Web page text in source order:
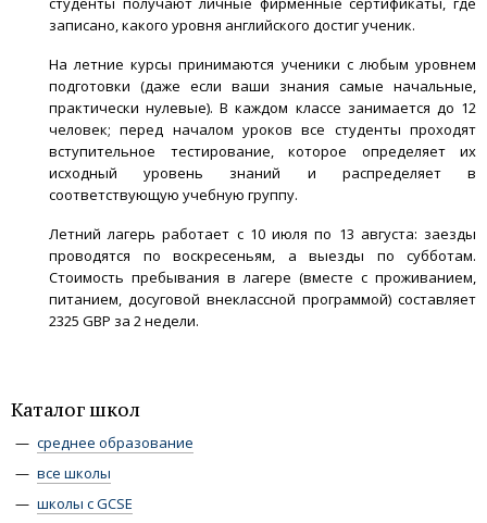
записано, какого уровня английского достиг ученик.
На летние курсы принимаются ученики с любым уровнем
подготовки (даже если ваши знания самые начальные,
практически нулевые). В каждом классе занимается до 12
человек; перед началом уроков все студенты проходят
вступительное тестирование, которое определяет их
исходный уровень знаний и распределяет в
соответствующую учебную группу.
Летний лагерь работает с 10 июля по 13 августа: заезды
проводятся по воскресеньям, а выезды по субботам.
Стоимость пребывания в лагере (вместе с проживанием,
питанием, досуговой внеклассной программой) составляет
2325 GBP за 2 недели.
Каталог школ
среднее образование
все школы
школы с GCSE